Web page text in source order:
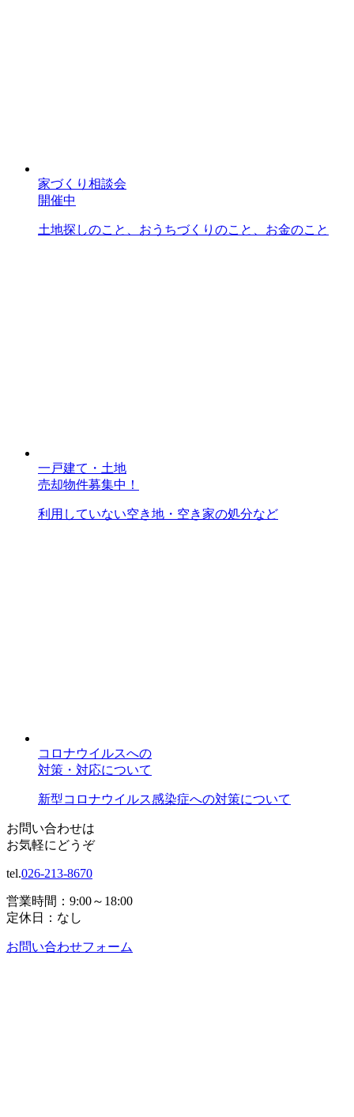
家づくり相談会
開催中
土地探しのこと、おうちづくりのこと、お金のこと
一戸建て・土地
売却物件募集中！
利用していない空き地・空き家の処分など
コロナウイルスへの
対策・対応について
新型コロナウイルス感染症への対策について
お問い合わせは
お気軽にどうぞ
tel.026-213-8670
営業時間：9:00～18:00
定休日：なし
お問い合わせフォーム